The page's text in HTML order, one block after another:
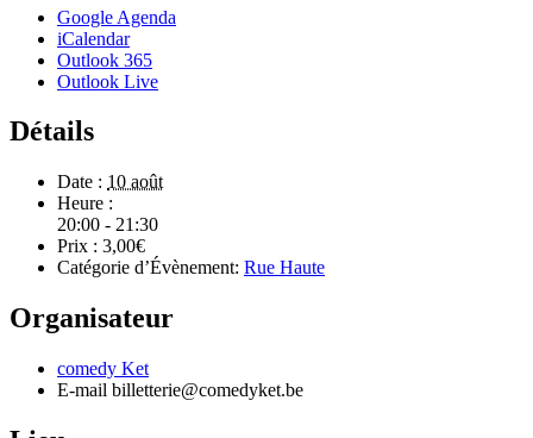
Google Agenda
iCalendar
Outlook 365
Outlook Live
Détails
Date : 10 août
Heure :
20:00 - 21:30
Prix : 3,00€
Catégorie d’Évènement: Rue Haute
Organisateur
comedy Ket
E-mail billetterie@comedyket.be